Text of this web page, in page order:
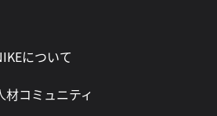
について
材コミュニティ